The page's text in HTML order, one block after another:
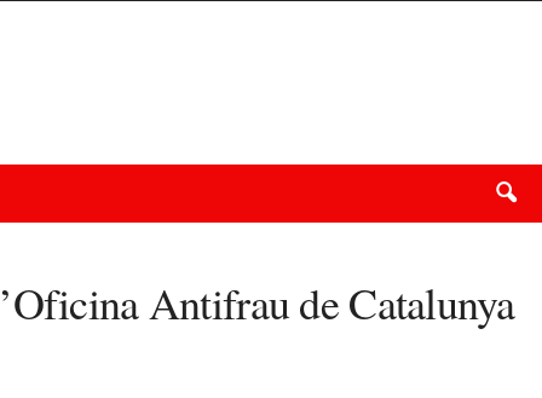
Antifrau de Catalunya